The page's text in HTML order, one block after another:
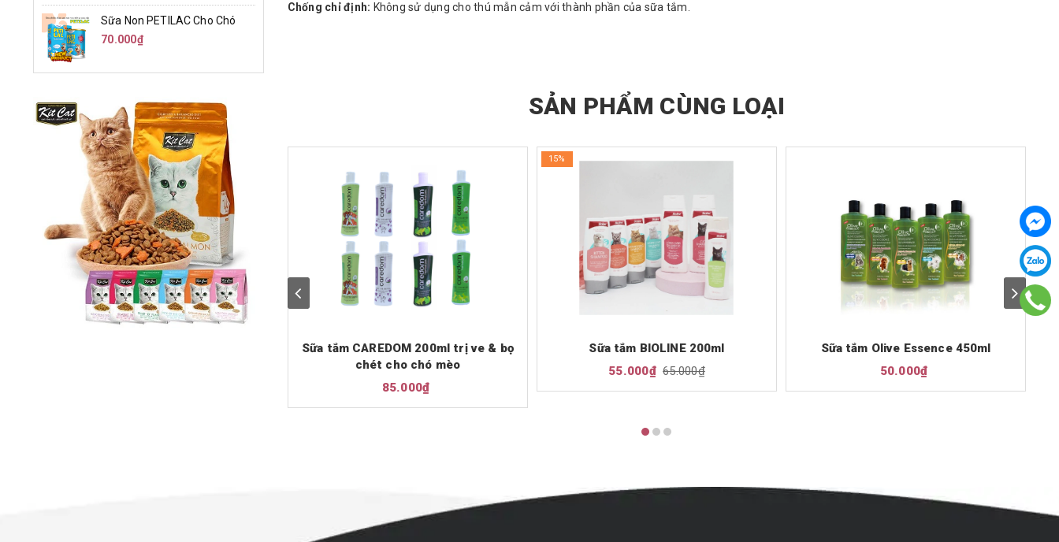
Chống chỉ định: Không sử dụng cho thú mẫn cảm với thành phần của sữa tắm.
SẢN PHẨM CÙNG LOẠI
Sữa tắm CAREDOM 200ml trị ve & bọ
chét cho chó mèo
85.000₫
15%
Sữa tắm BIOLINE 200ml
55.000₫ 65.000₫
Sữa tắm Olive Essence 450ml
50.000₫
Sữa Non PETILAC Cho Chó
70.000₫